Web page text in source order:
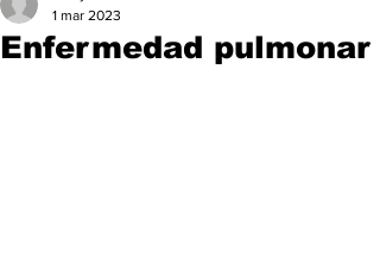
Enfermedad pulmonar
1 mar 2023